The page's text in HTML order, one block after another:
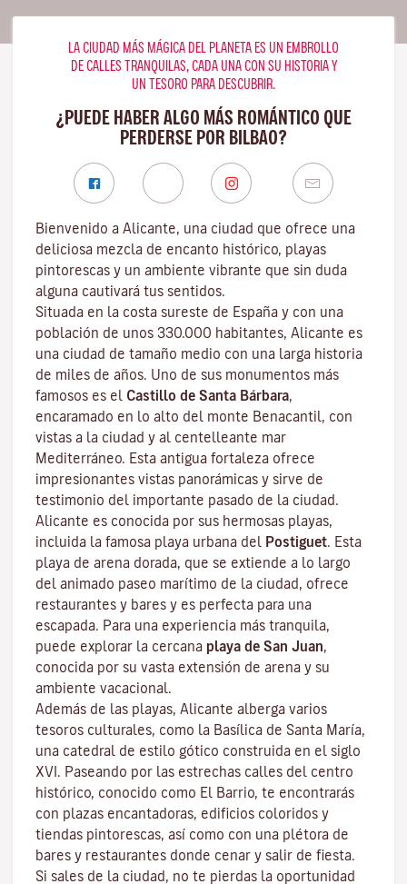
LA CIUDAD MÁS MÁGICA DEL PLANETA ES UN EMBROLLO
DE CALLES TRANQUILAS, CADA UNA CON SU HISTORIA Y
UN TESORO PARA DESCUBRIR.
¿PUEDE HABER ALGO MÁS ROMÁNTICO QUE
PERDERSE POR BILBAO?
Bienvenido a Alicante, una ciudad que ofrece una
deliciosa mezcla de encanto histórico, playas
pintorescas y un ambiente vibrante que sin duda
alguna cautivará tus sentidos.
Situada en la costa sureste de España y con una
población de unos 330.000 habitantes, Alicante es
una ciudad de tamaño medio con una larga historia
de miles de años. Uno de sus monumentos más
famosos es el Castillo de Santa Bárbara,
encaramado en lo alto del monte Benacantil, con
vistas a la ciudad y al centelleante mar
Mediterráneo. Esta antigua fortaleza ofrece
impresionantes vistas panorámicas y sirve de
testimonio del importante pasado de la ciudad.
Alicante es conocida por sus hermosas playas,
incluida la famosa playa urbana del Postiguet. Esta
playa de arena dorada, que se extiende a lo largo
del animado paseo marítimo de la ciudad, ofrece
restaurantes y bares y es perfecta para una
escapada. Para una experiencia más tranquila,
puede explorar la cercana playa de San Juan,
conocida por su vasta extensión de arena y su
ambiente vacacional.
Además de las playas, Alicante alberga varios
tesoros culturales, como la Basílica de Santa María,
una catedral de estilo gótico construida en el siglo
XVI. Paseando por las estrechas calles del centro
histórico, conocido como El Barrio, te encontrarás
con plazas encantadoras, edificios coloridos y
tiendas pintorescas, así como con una plétora de
bares y restaurantes donde cenar y salir de fiesta.
Si sales de la ciudad, no te pierdas la oportunidad